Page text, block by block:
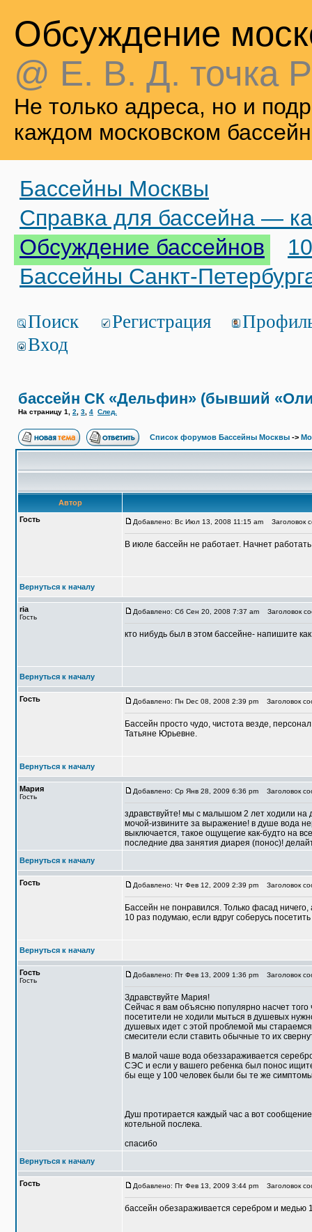
Обсуждение
@ Е. В. Д. точка
Не только адреса, но и
каждом московском
Бассейны Москвы
Справка для бассейна —
Обсуждение бассейнов
Бассейны Санкт-
Поиск Регистрация
Вход
бассейн СК «Дельфин» (бывший
На страницу 1 2 3 4 След.
Список форумов Бассейны Москвы ->
Автор
Гость
Добавлено: Вс Июл 13, 2008 11:15 am Заголовок
В июле бассейн не работает. Начнет работать
Вернуться к началу
ria
Гость
Добавлено: Сб Сен 20, 2008 7:37 am Заголовок
кто нибудь был в этом бассейне- напишите
Вернуться к началу
Гость Добавлено: Пн Dec 08, 2008 2:39 pm Заголовок
Бассейн просто чудо, чистота везде,
Татьяне Юрьевне.
Вернуться к началу
Мария
Гость
Добавлено: Ср Янв 28, 2009 6:36 pm Заголовок
здравствуйте! мы с малышом 2 лет ходили на
мочой-извините за выражение! в душе вода
выключается, такое ощущегие как-будто на
последние два занятия диарея (понос)!
Вернуться к началу
Гость Добавлено: Чт Фев 12, 2009 2:39 pm Заголовок
Бассейн не понравился. Только фасад
10 раз подумаю, если вдруг соберусь посетить
Вернуться к началу
Гость
Гость
Добавлено: Пт Фев 13, 2009 1:36 pm Заголовок
Здравствуйте Мария!
Сейчас я вам объясню популярно насчет
посетители не ходили мыться в душевых
душевых идет с этой проблемой мы
смесители если ставить обычные то их
В малой чаше вода обеззараживается
СЭС и если у вашего ребенка был понос ищите
бы еще у 100 человек были бы те же
Душ протирается каждый час а вот
котельной послека.
спасибо
Вернуться к началу
Гость Добавлено: Пт Фев 13, 2009 3:44 pm Заголовок
бассейн обезараживается серебром и медью